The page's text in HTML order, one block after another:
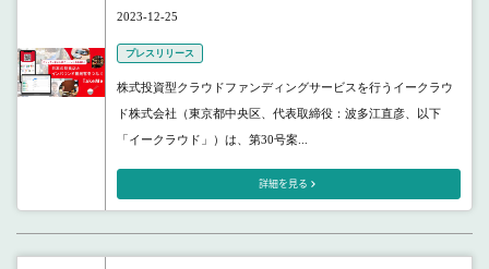
2023-12-25
プレスリリース
株式投資型クラウドファンディングサービスを行うイークラウ
ド株式会社（東京都中央区、代表取締役：波多江直彦、以下
「イークラウド」）は、第30号案...
詳細を見る